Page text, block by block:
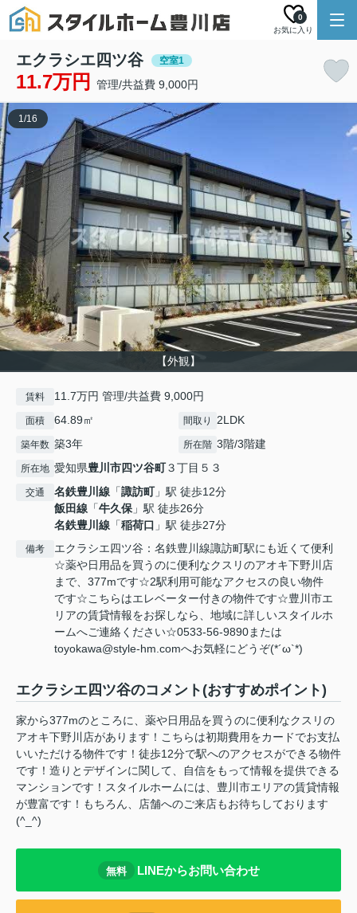
お気に入り
0
エクラシエ四ツ谷 空室1
11.7万円 管理/共益費 9,000円
【外観】
1/16
賃料 11.7万円 管理/共益費 9,000円
面積 64.89㎡ 間取り 2LDK
築年数 築3年 所在階 3階/3階建
所在地 愛知県豊川市四ツ谷町３丁目５３
交通 名鉄豊川線 「諏訪町」駅 徒歩12分
飯田線 「牛久保」駅 徒歩26分
名鉄豊川線 「稲荷口 」駅 徒歩27分
備考
エクラシエ四ツ谷：名鉄豊川線諏訪町駅にも近くて便利
☆薬や日用品を買うのに便利なクスリのアオキ下野川店
まで、377mです☆2駅利用可能なアクセスの良い物件
です☆こちらはエレベーター付きの物件です☆豊川市エ
リアの賃貸情報をお探しなら、地域に詳しいスタイルホ
ームへご連絡ください☆0533-56-9890または
toyokawa@style-hm.comへお気軽にどうぞ(*´ω`*)
エクラシエ四ツ谷のコメント(おすすめポイント)
家から377mのところに、薬や日用品を買うのに便利なクスリの
アオキ下野川店があります！こちらは初期費用をカードでお支払
いいただける物件です！徒歩12分で駅へのアクセスができる物件
です！造りとデザインに関して、自信をもって情報を提供できる
マンションです！スタイルホームには、豊川市エリアの賃貸情報
が豊富です！もちろん、店舗へのご来店もお待ちしております
(^_^)
無料 LINEからお問い合わせ